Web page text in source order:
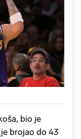
bio je
brojao do 43